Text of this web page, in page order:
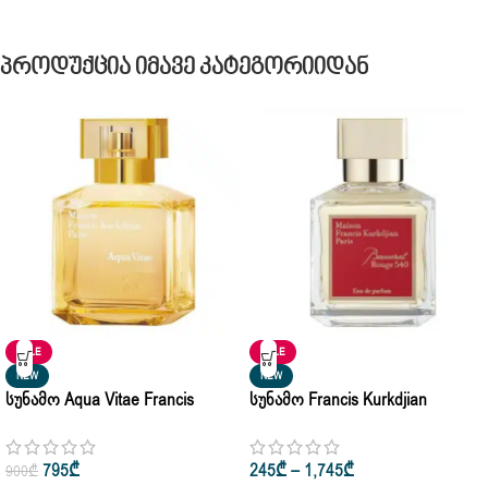
Პროდუქცია Იმავე Კატეგორიიდან
SALE
NEW
Სუნამო Aqua Vitae Francis
2.37 Oz
900₾ 795₾
SALE
NEW
Სუნამო Francis Kurkdjian
Parfum 70ml • 200ml
245₾– 1,745₾